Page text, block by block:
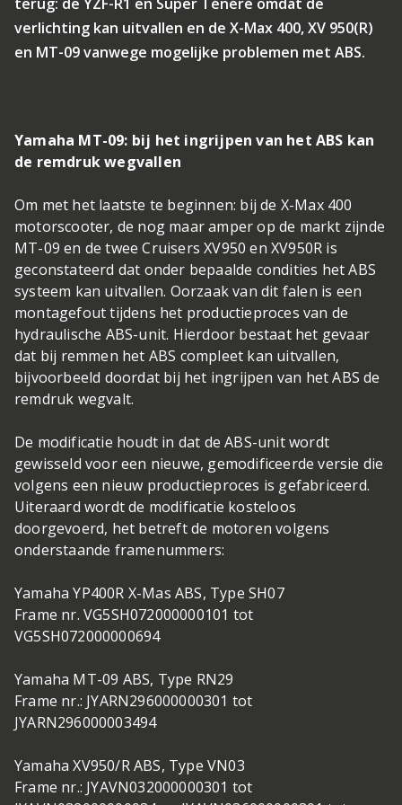
verlichting kan uitvallen en de X-Max 400, XV 950(R)
en MT-09 vanwege mogelijke problemen met ABS.
Yamaha MT-09: bij het ingrijpen van het ABS kan
de remdruk wegvallen
Om met het laatste te beginnen: bij de X-Max 400
motorscooter, de nog maar amper op de markt zijnde
MT-09 en de twee Cruisers XV950 en XV950R is
geconstateerd dat onder bepaalde condities het ABS
systeem kan uitvallen. Oorzaak van dit falen is een
montagefout tijdens het productieproces van de
hydraulische ABS-unit. Hierdoor bestaat het gevaar
dat bij remmen het ABS compleet kan uitvallen,
bijvoorbeeld doordat bij het ingrijpen van het ABS de
remdruk wegvalt.
De modificatie houdt in dat de ABS-unit wordt
gewisseld voor een nieuwe, gemodificeerde versie die
volgens een nieuw productieproces is gefabriceerd.
Uiteraard wordt de modificatie kosteloos
doorgevoerd, het betreft de motoren volgens
onderstaande framenummers:
Yamaha YP400R X-Mas ABS, Type SH07
Frame nr. VG5SH072000000101 tot
VG5SH072000000694
Yamaha MT-09 ABS, Type RN29
Frame nr.: JYARN296000000301 tot
JYARN296000003494
Yamaha XV950/R ABS, Type VN03
Frame nr.: JYAVN032000000301 tot